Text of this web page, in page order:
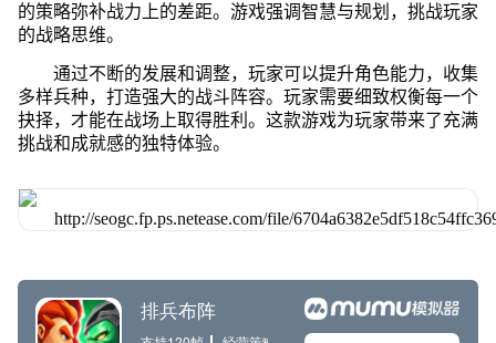
的策略弥补战力上的差距。游戏强调智慧与规划，挑战玩家
的战略思维。
通过不断的发展和调整，玩家可以提升角色能力，收集
多样兵种，打造强大的战斗阵容。玩家需要细致权衡每一个
抉择，才能在战场上取得胜利。这款游戏为玩家带来了充满
挑战和成就感的独特体验。